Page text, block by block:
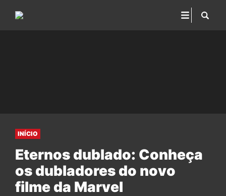
INÍCIO
Eternos dublado: Conheça
os dubladores do novo
filme da Marvel